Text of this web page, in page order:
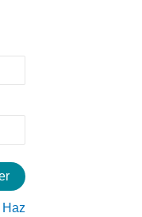
Haz